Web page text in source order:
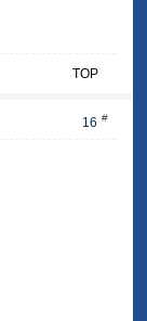
TOP
16 #